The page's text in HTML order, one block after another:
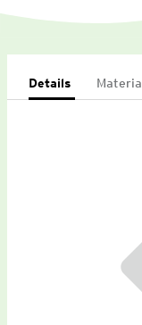
Details